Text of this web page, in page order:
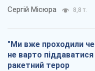
Сергій Місюра 8,8 т.
"Ми вже проходили
не варто піддаватися
ракетний терор